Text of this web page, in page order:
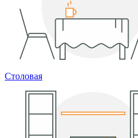
Столовая